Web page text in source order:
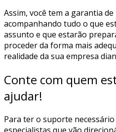
Assim, você tem a garantia
acompanhando tudo o que
assunto e que estarão
proceder da forma mais
realidade da sua empresa
Conte com quem
ajudar!
Para ter o suporte
especialistas que vão